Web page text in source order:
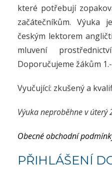
které potřebují
začátečníkům. Výuka
českým lektorem
mluvení
Doporučujeme žákům
Vyučující: zkušený a
Výuka neproběhne v
Obecné obchodní
PŘIHLÁŠENÍ